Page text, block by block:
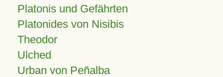
Platonis und Gefährten
Platonides von Nisibis
Theodor
Ulched
Urban von Peñalba